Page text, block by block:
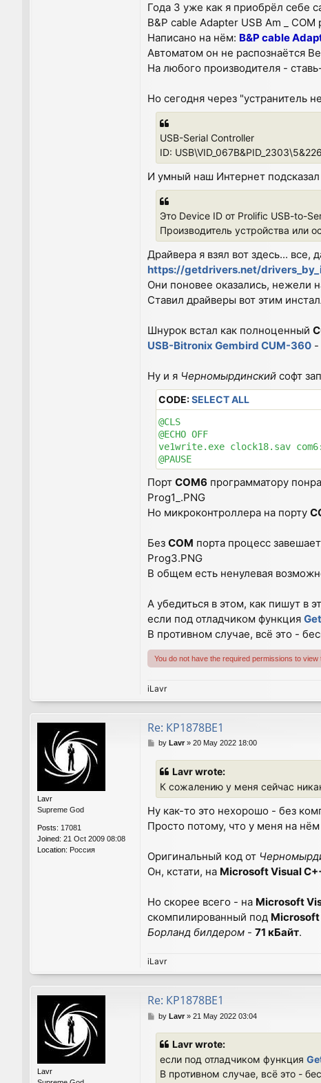
Года 3 уже как я приобрёл себе
B&P cable Adapter USB Am _
Написано на нём: B&P cable
Автоматом он не распознаётся
На любого производителя -
Но сегодня через "устранитель
USB-Serial Controller
ID:
И умный наш Интернет подсказал
Это Device ID от Prolific USB-to-
Производитель устройства или
Драйвера я взял вот здесь... все,
https://getdrivers.net/
Они поновее оказались, нежели
Ставил драйверы вот этим
Шнурок встал как полноценный
USB-Bitronix Gembird CUM-360 -
Ну и я Черномырдинский софт
CODE:SELECT ALL
@CLS
@ECHO OFF
ve1write.exe clock18.sav
@PAUSE
Порт СОМ6 программатору
Prog1_.PNG
Но микроконтроллера на порту
Без СОМ порта процесс
Prog3.PNG
В общем есть ненулевая
А убедиться в этом, как пишут в
если под отладчиком функция
В противном случае, всё это -
You do not have the required permissions to view
iLavr
Lavr
Supreme God
Posts: 17081
Joined: 21 Oct 2009 08:08
Location: Россия
Re: КР1878ВЕ1
Pby Lavr» 20 May 2022 18:00
Lavr wrote:
К сожалению у меня сейчас
Ну как-то это нехорошо - без
Просто потому, что у меня на
Оригинальный код от
Он, кстати, на Microsoft Visual
Но скорее всего - на Microsoft
скомпилированный под Microsoft
Борланд билдером - 71 кБайт.
iLavr
Lavr
Re: КР1878ВЕ1
Pby Lavr» 21 May 2022 03:04
Lavr wrote:
если под отладчиком функция
В противном случае, всё это -